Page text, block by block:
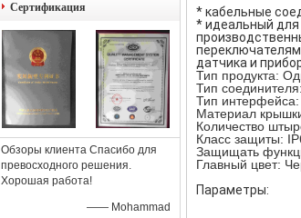
Сертификация
Обзоры клиента Спасибо для
превосходного решения.
Хорошая работа!
—— Mohammad
* кабельные
* идеальный
датчика и
Тип продукта:
Тип
Тип
Материал
Количество
Класс защиты:
Защищать
Главный цвет:
Параметры: